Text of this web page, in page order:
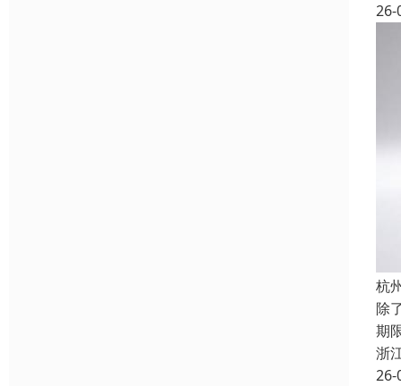
26-
杭
除
期
浙
26-